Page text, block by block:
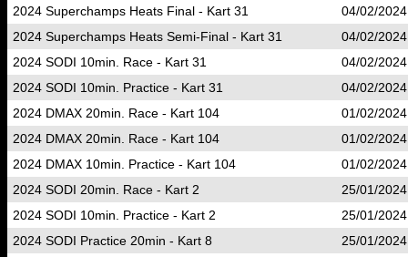
2024 Superchamps Heats Final - Kart 31
04/02/
2024 Superchamps Heats Semi-Final - Kart 31
04/02/
2024 SODI 10min. Race - Kart 31
04/02/
2024 SODI 10min. Practice - Kart 31
04/02/
2024 DMAX 20min. Race - Kart 104
01/02/
2024 DMAX 20min. Race - Kart 104
01/02/
2024 DMAX 10min. Practice - Kart 104
01/02/
2024 SODI 20min. Race - Kart 2
25/01/
2024 SODI 10min. Practice - Kart 2
25/01/
2024 SODI Practice 20min - Kart 8
25/01/